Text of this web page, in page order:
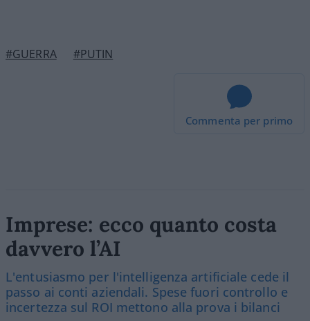
#GUERRA #PUTIN
Commenta per primo
Imprese: ecco quanto costa
davvero l’AI
L'entusiasmo per l'intelligenza artificiale cede il
passo ai conti aziendali. Spese fuori controllo e
incertezza sul ROI mettono alla prova i bilanci